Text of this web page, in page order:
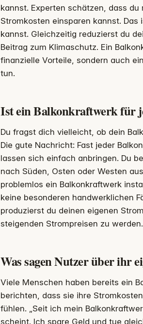
kannst. Experten schätzen, dass
Stromkosten einsparen kannst.
kannst. Gleichzeitig reduzierst du
Beitrag zum Klimaschutz. Ein
finanzielle Vorteile, sondern auch
tun.
Ist ein Balkonkraftwerk für
Du fragst dich vielleicht, ob dein
Die gute Nachricht: Fast jeder
lassen sich einfach anbringen. Du
nach Süden, Osten oder Westen
problemlos ein Balkonkraftwerk
keine besonderen handwerklichen
produzierst du deinen eigenen
steigenden Strompreisen zu werden.
Was sagen Nutzer über ihr
Viele Menschen haben bereits ein
berichten, dass sie ihre
fühlen. „Seit ich mein
scheint. Ich spare Geld und tue